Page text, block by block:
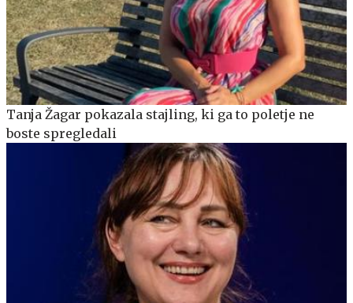
Tanja Žagar pokazala stajling, ki ga to poletje ne
boste spregledali